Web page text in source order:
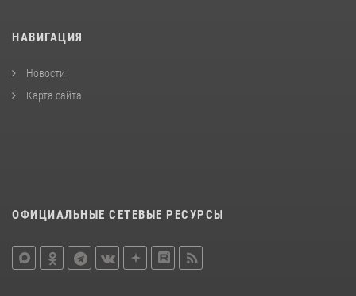
НАВИГАЦИЯ
Новости
Карта сайта
ОФИЦИАЛЬНЫЕ СЕТЕВЫЕ РЕСУРСЫ